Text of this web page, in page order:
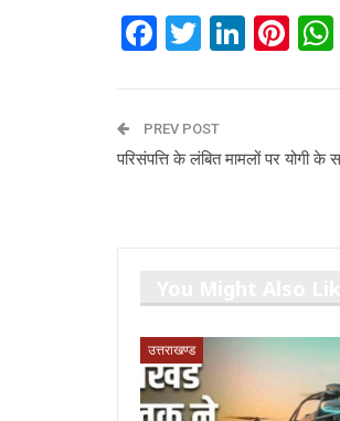
Facebook
Twitter
PREV POST
परिसंपत्ति के लंबित मामलों पर योगी
उत्तराखण्ड